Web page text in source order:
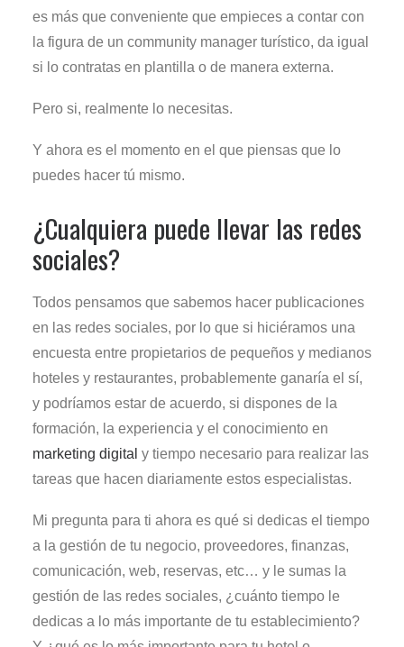
es más que conveniente que empieces a contar con
la figura de un community manager turístico, da igual
si lo contratas en plantilla o de manera externa.
Pero si, realmente lo necesitas.
Y ahora es el momento en el que piensas que lo
puedes hacer tú mismo.
¿Cualquiera puede llevar las redes
sociales?
Todos pensamos que sabemos hacer publicaciones
en las redes sociales, por lo que si hiciéramos una
encuesta entre propietarios de pequeños y medianos
hoteles y restaurantes, probablemente ganaría el sí,
y podríamos estar de acuerdo, si dispones de la
formación, la experiencia y el conocimiento en
marketing digital y tiempo necesario para realizar las
tareas que hacen diariamente estos especialistas.
Mi pregunta para ti ahora es qué si dedicas el tiempo
a la gestión de tu negocio, proveedores, finanzas,
comunicación, web, reservas, etc… y le sumas la
gestión de las redes sociales, ¿cuánto tiempo le
dedicas a lo más importante de tu establecimiento?